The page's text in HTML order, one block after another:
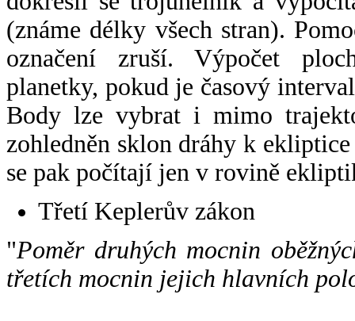
(známe délky všech stran).
označení zruší. Výpočet
planetky, pokud je časový
Body lze vybrat i mimo
zohledněn sklon dráhy k
se pak počítají jen v rovině
Třetí Keplerův zákon
"Poměr druhých mocnin
třetích mocnin jejich hlavních